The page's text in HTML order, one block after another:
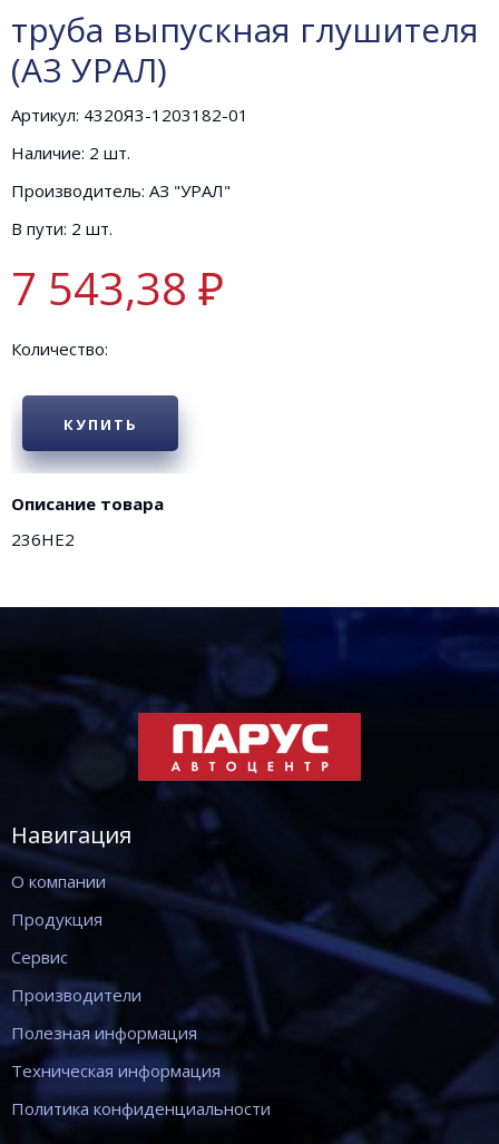
труба выпускная глушителя
(АЗ УРАЛ)
Артикул: 4320Я3-1203182-01
Наличие: 2 шт.
Производитель: АЗ "УРАЛ"
В пути: 2 шт.
7 543,38 ₽
Количество:
КУПИТЬ
Описание товара
236НЕ2
Навигация
О компании
Продукция
Сервис
Производители
Полезная информация
Техническая информация
Политика конфиденциальности